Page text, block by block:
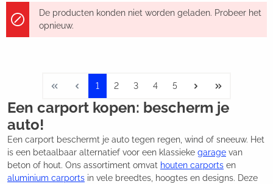
De producten konden niet worden geladen. Probeer het
opnieuw.
1 2 3 4 5
Een carport kopen: bescherm je
auto!
Een carport beschermt je auto tegen regen, wind of sneeuw. Het
is een betaalbaar alternatief voor een klassieke garage van
beton of hout. Ons assortiment omvat houten carports en
aluminium carports in vele breedtes, hoogtes en designs. Deze